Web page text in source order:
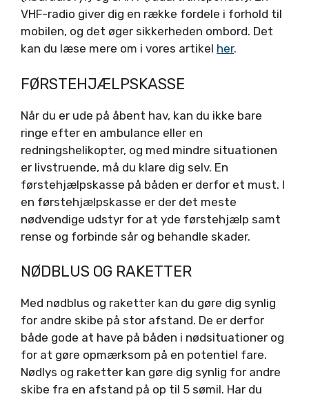
VHF-radio giver dig en række fordele i forhold til
mobilen, og det øger sikkerheden ombord. Det
kan du læse mere om i vores artikel her.
FØRSTEHJÆLPSKASSE
Når du er ude på åbent hav, kan du ikke bare
ringe efter en ambulance eller en
redningshelikopter, og med mindre situationen
er livstruende, må du klare dig selv. En
førstehjælpskasse på båden er derfor et must. I
en førstehjælpskasse er der det meste
nødvendige udstyr for at yde førstehjælp samt
rense og forbinde sår og behandle skader.
NØDBLUS OG RAKETTER
Med nødblus og raketter kan du gøre dig synlig
for andre skibe på stor afstand. De er derfor
både gode at have på båden i nødsituationer og
for at gøre opmærksom på en potentiel fare.
Nødlys og raketter kan gøre dig synlig for andre
skibe fra en afstand på op til 5 sømil. Har du